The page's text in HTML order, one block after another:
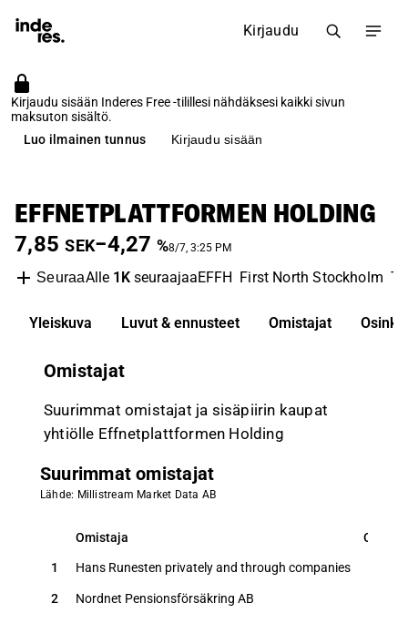
Kirjaudu
Kirjaudu sisään Inderes Free -tilillesi nähdäksesi kaikki sivun
maksuton sisältö.
Luo ilmainen tunnus
Kirjaudu sisään
EFFNETPLATTFORMEN HOLDING
7,85 SEK−4,27 %8/7, 3:25 PM
SeuraaAlle 1KseuraajaaEFFH First North Stockholm
Yleiskuva Luvut & ennusteet Omistajat Osinko
Omistajat
Suurimmat omistajat ja sisäpiirin kaupat
yhtiölle Effnetplattformen Holding
Suurimmat omistajat
Lähde: Millistream Market Data AB
Omistaja Osuus
Omistaja Osuus
1 Hans Runesten privately and through companies
2 Nordnet Pensionsförsäkring AB